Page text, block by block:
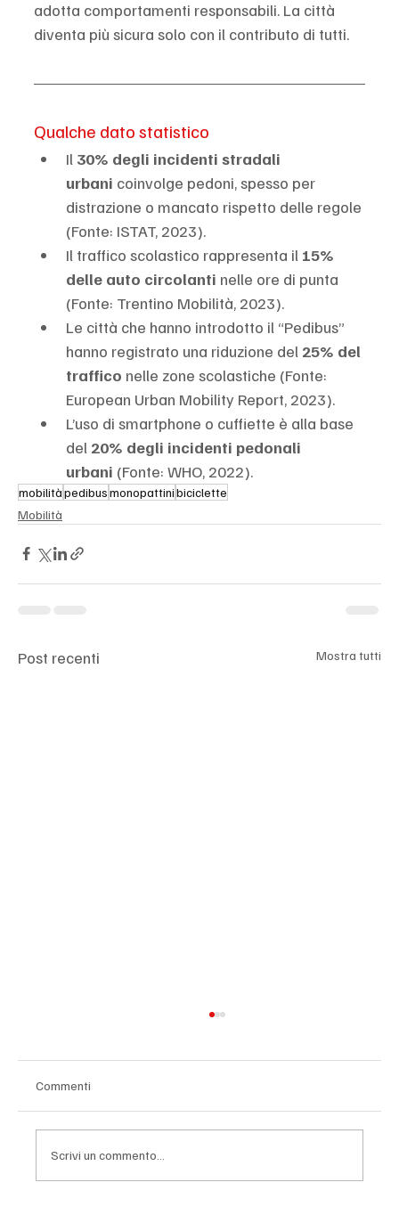
adotta comportamenti responsabili. La città
diventa più sicura solo con il contributo di tutti.
Qualche dato statistico
Il 30% degli incidenti stradali
urbani coinvolge pedoni, spesso per
distrazione o mancato rispetto delle regole
(Fonte: ISTAT, 2023).
Il traffico scolastico rappresenta il 15%
delle auto circolanti nelle ore di punta
(Fonte: Trentino Mobilità, 2023).
Le città che hanno introdotto il “Pedibus”
hanno registrato una riduzione del 25% del
traffico nelle zone scolastiche (Fonte:
European Urban Mobility Report, 2023).
L’uso di smartphone o cuffiette è alla base
del 20% degli incidenti pedonali
urbani (Fonte: WHO, 2022).
mobilitàpedibusmonopattinibiciclette
Mobilità
Post recenti Mostra tutti
Commenti
Scrivi un commento...